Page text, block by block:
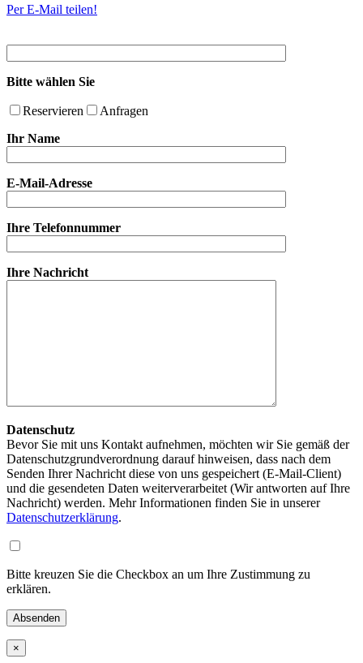
Per E-Mail teilen!
Bitte wählen Sie
Reservieren
Anfragen
Ihr Name
E-Mail-Adresse
Ihre Telefonnummer
Ihre Nachricht
Datenschutz
Bevor Sie mit uns Kontakt aufnehmen, möchten wir Sie gemäß der
Datenschutzgrundverordnung darauf hinweisen, dass nach dem
Senden Ihrer Nachricht diese von uns gespeichert (E-Mail-Client)
und die gesendeten Daten weiterverarbeitet (Wir antworten auf Ihre
Nachricht) werden. Mehr Informationen finden Sie in unserer
Datenschutzerklärung.
Bitte kreuzen Sie die Checkbox an um Ihre Zustimmung zu
erklären.
×